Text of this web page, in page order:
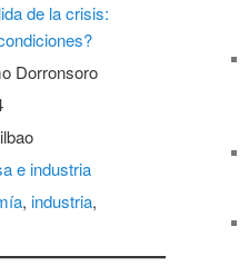
de la crisis:
Dorronsoro
e industria
,industria,